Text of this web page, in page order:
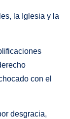
la Iglesia y la
con el
desgracia,